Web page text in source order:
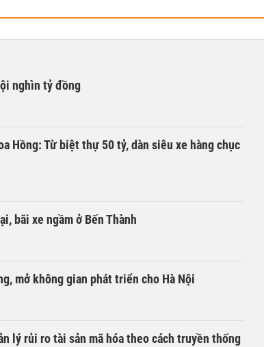
nghìn tỷ đồng
Hồng: Từ biệt thự 50 tỷ, dàn siêu xe hàng chục
bãi xe ngầm ở Bến Thành
mở không gian phát triển cho Hà Nội
lý rủi ro tài sản mã hóa theo cách truyền thống